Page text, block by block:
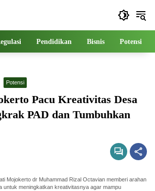
Pendidikan Bisnis Potensi
Potensi
Pacu Kreativitas Desa
PAD dan Tumbuhkan
Mojokerto dr Muhammad Rizal Octavian memberi arahan
untuk meningkatkan kreativitasnya agar mampu